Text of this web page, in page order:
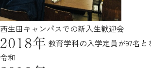
西生田キャンパスでの新入生歓迎会
2018年 教育学科の入学定員が97名と
令和